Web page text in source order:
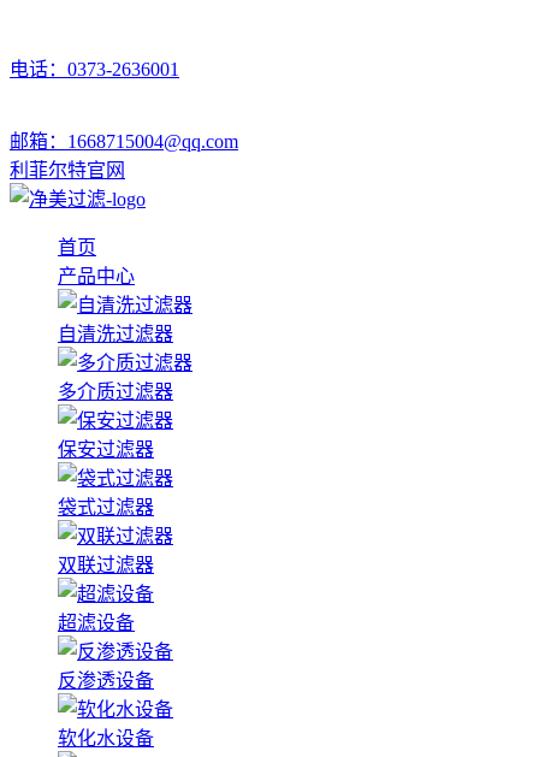
电话：0373-2636001
邮箱：1668715004@qq.com
利菲尔特官网
首页
产品中心
自清洗过滤器
多介质过滤器
保安过滤器
袋式过滤器
双联过滤器
超滤设备
反渗透设备
软化水设备